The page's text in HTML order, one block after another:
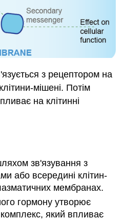
з рецептором на
мішені. Потім
на клітинні
зв'язування з
або всередині клітин-
мембранах.
гормону утворює
який впливає